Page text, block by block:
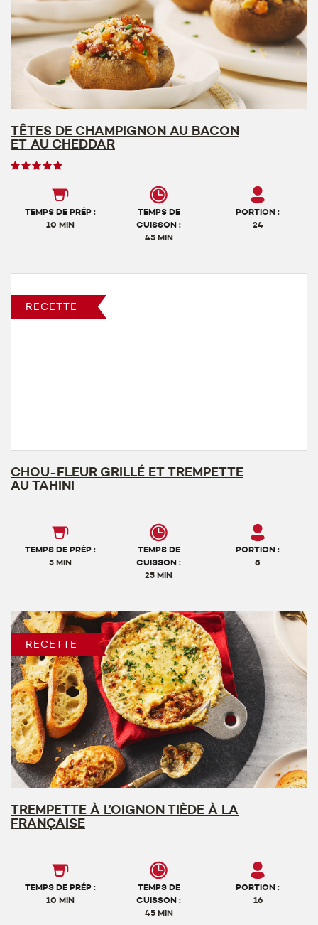
TÊTES DE CHAMPIGNON AU BACON
ET AU CHEDDAR
Note
utilisateurs,
TEMPS DE PRÉP :
10 MIN
TEMPS DE
CUISSON :
45 MIN
PORTION :
24
RECETTE
CHOU-FLEUR GRILLÉ ET TREMPETTE
AU TAHINI
TEMPS DE PRÉP :
5 MIN
TEMPS DE
CUISSON :
25 MIN
PORTION :
8
RECETTE
TREMPETTE À L’OIGNON TIÈDE À LA
FRANÇAISE
TEMPS DE PRÉP :
10 MIN
TEMPS DE
CUISSON :
45 MIN
PORTION :
16